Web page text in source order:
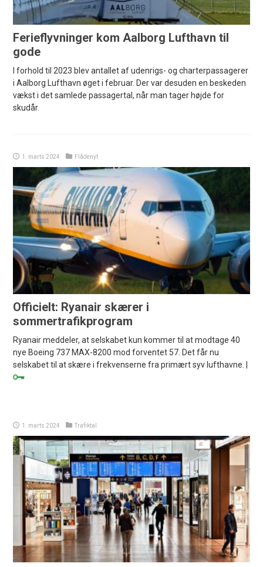
Ferieflyvninger kom Aalborg Lufthavn til
gode
I forhold til 2023 blev antallet af udenrigs- og charterpassagerer
i Aalborg Lufthavn øget i februar. Der var desuden en beskeden
vækst i det samlede passagertal, når man tager højde for
skudår.
1. marts 2024 Flådenyt
Officielt: Ryanair skærer i
sommertrafikprogram
Ryanair meddeler, at selskabet kun kommer til at modtage 40
nye Boeing 737 MAX-8200 mod forventet 57. Det får nu
selskabet til at skære i frekvenserne fra primært syv lufthavne. |
1. marts 2024 Trafiktal